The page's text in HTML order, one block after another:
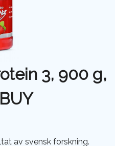
3, 900 g,
av svensk forskning.